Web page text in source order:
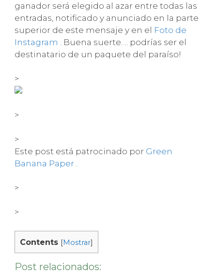
ganador será elegido al azar entre todas las
entradas, notificado y anunciado en la parte
superior de este mensaje y en el Foto de
Instagram . Buena suerte…. podrías ser el
destinatario de un paquete del paraíso!
>
>
>
Este post está patrocinado por Green
Banana Paper .
>
>
Contents [Mostrar]
Post relacionados: